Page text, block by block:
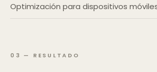
Optimización para dispositivos
03 — RESULTADO